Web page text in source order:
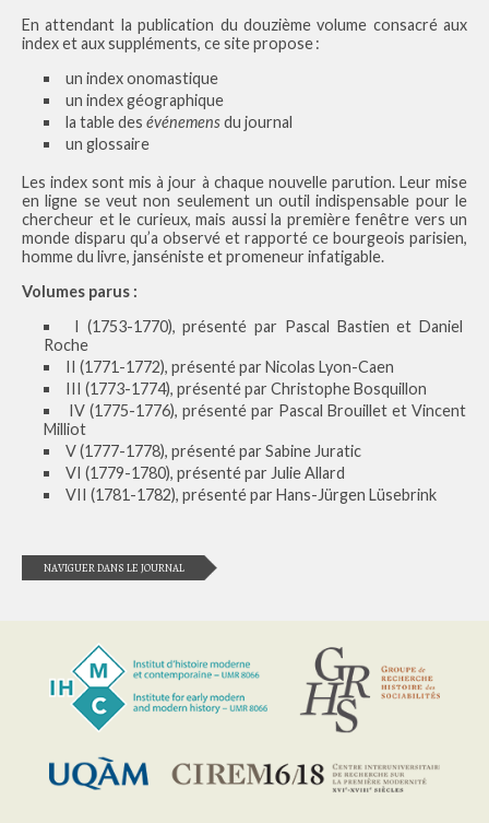
En attendant la publication du douzième volume consacré aux
index et aux suppléments, ce site propose :
un index onomastique
un index géographique
la table desévénemensdu journal
un glossaire
Les index sont mis à jour à chaque nouvelle parution. Leur mise
en ligne se veut non seulement un outil indispensable pour le
chercheur et le curieux, mais aussi la première fenêtre vers un
monde disparu qu’a observé et rapporté ce bourgeois parisien,
homme du livre, janséniste et promeneur infatigable.
Volumes parus :
I (1753-1770), présenté par Pascal Bastien et Daniel
Roche
II (1771-1772), présenté par Nicolas Lyon-Caen
III (1773-1774), présenté par Christophe Bosquillon
IV (1775-1776), présenté par Pascal Brouillet et Vincent
Milliot
V (1777-1778), présenté par Sabine Juratic
VI (1779-1780), présenté par Julie Allard
VII (1781-1782), présenté par Hans-Jürgen Lüsebrink
NAVIGUER DANS LE JOURNAL